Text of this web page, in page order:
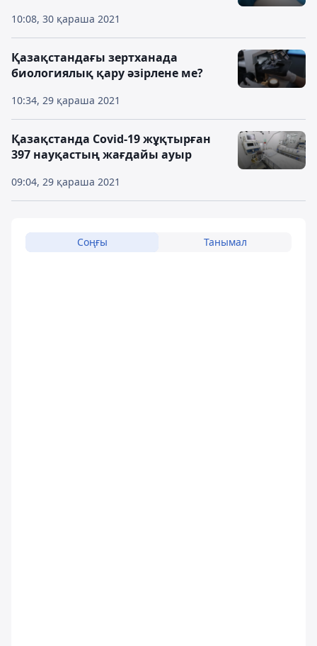
10:08, 30 қараша 2021
10:34, 29 қараша 2021
Қазақстандағы зертханада
биологиялық қару әзірлене ме?
09:04, 29 қараша 2021
Қазақстанда Covid-19 жұқтырған
397 науқастың жағдайы ауыр
Соңғы Танымал